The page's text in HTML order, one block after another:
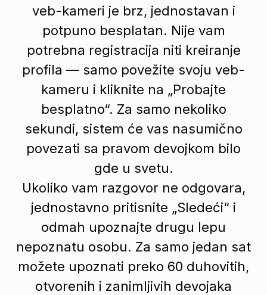
veb-kameri je brz, jednostavan i
potpuno besplatan. Nije vam
potrebna registracija niti kreiranje
profila — samo povežite svoju veb-
kameru i kliknite na „Probajte
besplatno“. Za samo nekoliko
sekundi, sistem će vas nasumično
povezati sa pravom devojkom bilo
gde u svetu.
Ukoliko vam razgovor ne odgovara,
jednostavno pritisnite „Sledeći“ i
odmah upoznajte drugu lepu
nepoznatu osobu. Za samo jedan sat
možete upoznati preko 60 duhovitih,
otvorenih i zanimljivih devojaka